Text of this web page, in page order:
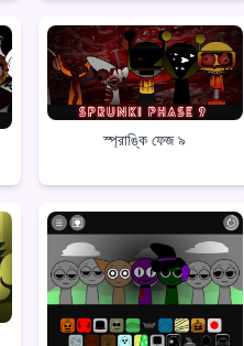
স্প্রাঙ্কি ফেজ ৯